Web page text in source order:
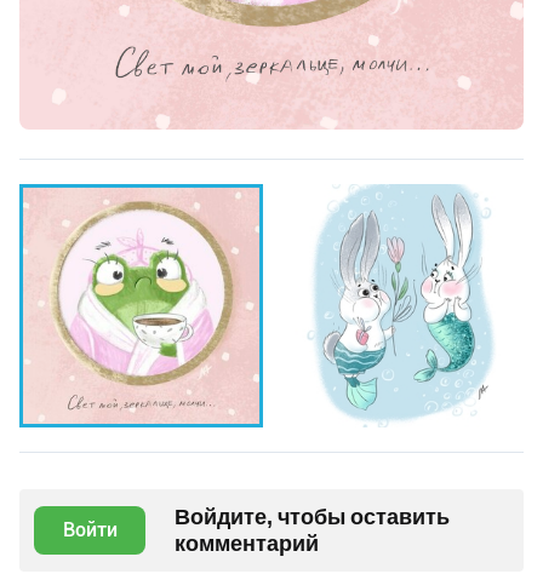
Войти
Войдите, чтобы оставить
комментарий